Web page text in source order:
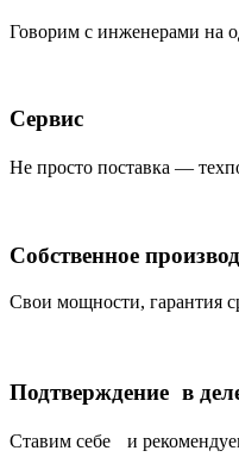
Говорим с инженерами на
Сервис
Не просто поставка —
Собственное
Свои мощности, гарантия
Подтверждение в
Ставим себе и